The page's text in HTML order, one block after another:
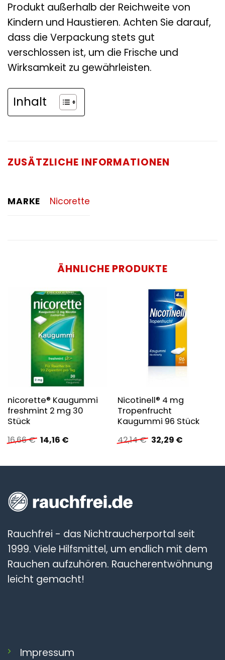
Produkt außerhalb der Reichweite von
Kindern und Haustieren. Achten Sie darauf,
dass die Verpackung stets gut
verschlossen ist, um die Frische und
Wirksamkeit zu gewährleisten.
Inhalt
ZUSÄTZLICHE INFORMATIONEN
MARKE Nicorette
ÄHNLICHE PRODUKTE
nicorette® Kaugummi
freshmint 2 mg 30
Stück
16,66€ Ursprünglicher
Preis
16,66 €
14,16 €Aktueller
14,16 €.
Nicotinell® 4 mg
Tropenfrucht
Kaugummi 96 Stück
42,14€ Ursprünglicher
Preis
42,14 €
32,29 €Aktueller
32,29 €.
Rauchfrei - das Nichtraucherportal seit
1999. Viele Hilfsmittel, um endlich mit dem
Rauchen aufzuhören. Raucherentwöhnung
leicht gemacht!
Impressum